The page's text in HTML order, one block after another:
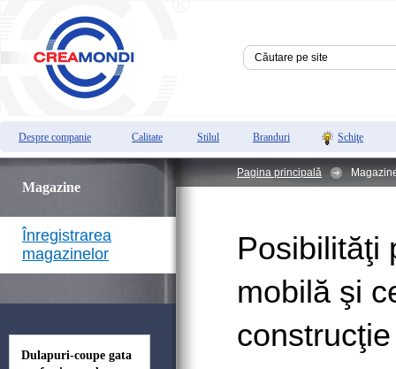
Despre companie Calitate Stilul Branduri Schiţe
Magazine
Înregistrarea
magazinelor
Dulapuri-coupe gata
Pagina principală
Posibilităţi
mobilă şi
construcţie